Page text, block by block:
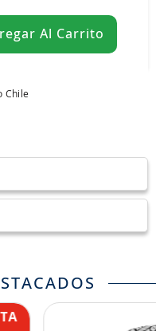
Al Carrito
Chile